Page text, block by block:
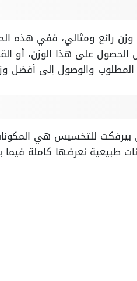
رائع ومثالي، ففي هذه
الحصول على هذا الوزن، أو
والوصول إلى أفضل
للتخسيس هي
طبيعية نعرضها كاملة